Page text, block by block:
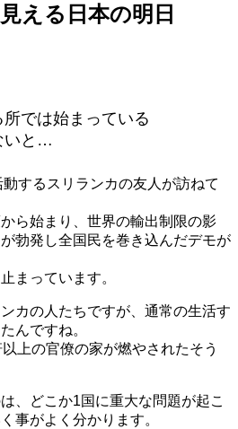
える日本の明日
では始まっている
いと…
するスリランカの友人が訪ねて
ら始まり、世界の輸出制限の影
勃発し全国民を巻き込んだデモが
まっています。
カの人たちですが、通常の生活す
んですね。
上の官僚の家が燃やされたそう
、どこか1国に重大な問題が起こ
事がよく分かります。